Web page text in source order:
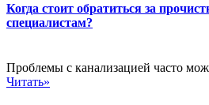
Когда стоит обратиться за
специалистам?
Проблемы с канализацией часто
Читать»